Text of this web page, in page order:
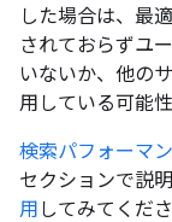
した場合は、最
されておらずユ
いないか、他の
用している可能性
検索パフォーマ
セクションで説
用 してみてくださ